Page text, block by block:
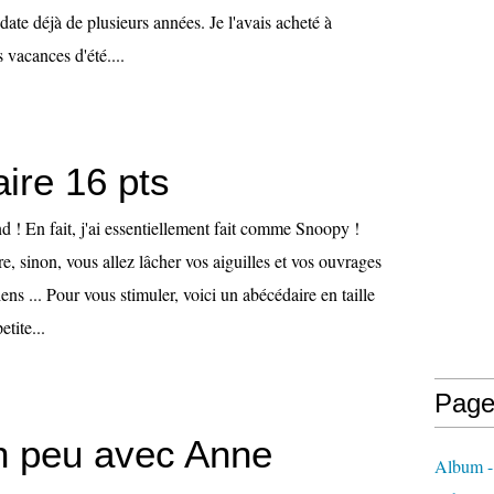
déjà de plusieurs années. Je l'avais acheté à
d'été....
16 pts
! En fait, j'ai essentiellement fait comme Snoopy !
sinon, vous allez lâcher vos aiguilles et vos ouvrages
... Pour vous stimuler, voici un abécédaire en taille
peu avec Anne
Album